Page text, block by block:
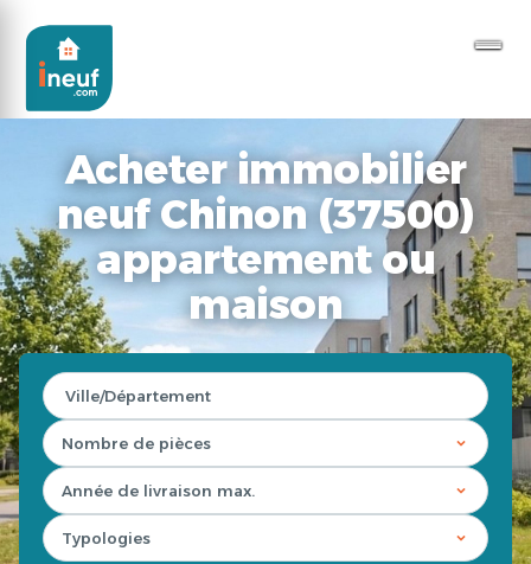
Acheter immobilier
neuf Chinon (37500)
appartement ou
maison